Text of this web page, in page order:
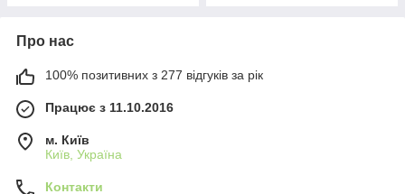
Про нас
100% позитивних з 277 відгуків за рік
Працює з 11.10.2016
м. Київ
Київ, Україна
Контакти